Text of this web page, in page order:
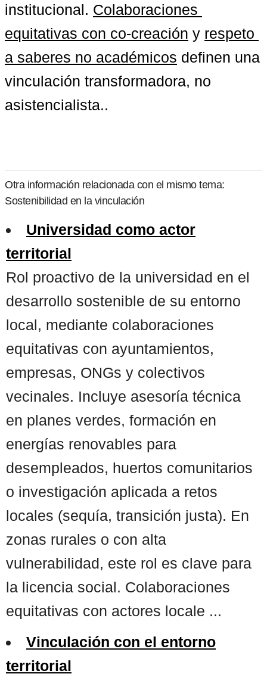
institucional. Colaboraciones
equitativas con co-creación y respeto
a saberes no académicos definen una
vinculación transformadora, no
asistencialista..
Otra información relacionada con el mismo tema:
Sostenibilidad en la vinculación
Universidad como actor
territorial
Rol proactivo de la universidad en el
desarrollo sostenible de su entorno
local, mediante colaboraciones
equitativas con ayuntamientos,
empresas, ONGs y colectivos
vecinales. Incluye asesoría técnica
en planes verdes, formación en
energías renovables para
desempleados, huertos comunitarios
o investigación aplicada a retos
locales (sequía, transición justa). En
zonas rurales o con alta
vulnerabilidad, este rol es clave para
la licencia social. Colaboraciones
equitativas con actores locale ...
Vinculación con el entorno
territorial